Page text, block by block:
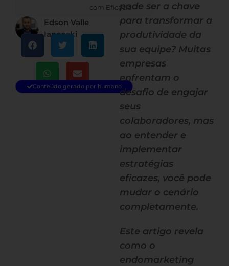
com Eficácia
Edson Valle
Iancoski
Conteúdo gerado por humano
pode ser a chave
para transformar a
produtividade da
sua equipe? Muitas
empresas
enfrentam o
desafio de engajar
seus
colaboradores, mas
ao entender e
implementar
estratégias
eficazes, você pode
mudar o cenário
completamente.
Este artigo revela
como o
endomarketing